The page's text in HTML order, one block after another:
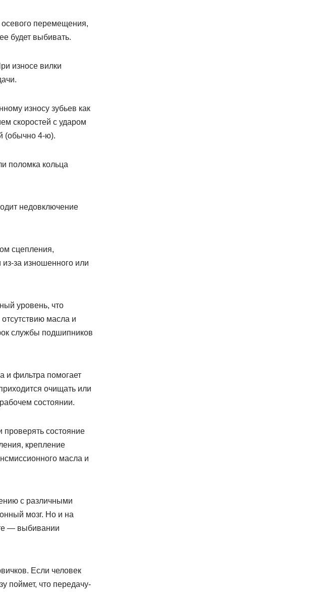
осевого перемещения,
будет выбивать.
износе вилки
износу зубьев как
скоростей с ударом
(обычно 4-ю).
поломка кольца
недовключение
сцепления,
за изношенного или
уровень, что
масла и
службы подшипников
и фильтра помогает
очищать или
состоянии.
состояние
крепление
масла и
с различными
мозг. Но и на
— выбивании
Если человек
поймет, что передачу-